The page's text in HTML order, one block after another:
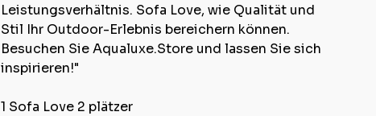
Leistungsverhältnis. Sofa Love, wie Qualität und
Stil Ihr Outdoor-Erlebnis bereichern können.
Besuchen Sie Aqualuxe.Store und lassen Sie sich
inspirieren!"
1 Sofa Love 2 plätzer